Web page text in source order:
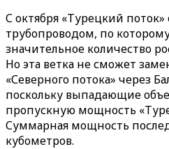
С октября «Турецкий
трубопроводом, по
значительное количество
Но эта ветка не сможет
«Северного потока» через
поскольку выпадающие
пропускную мощность
Суммарная мощность
кубометров.